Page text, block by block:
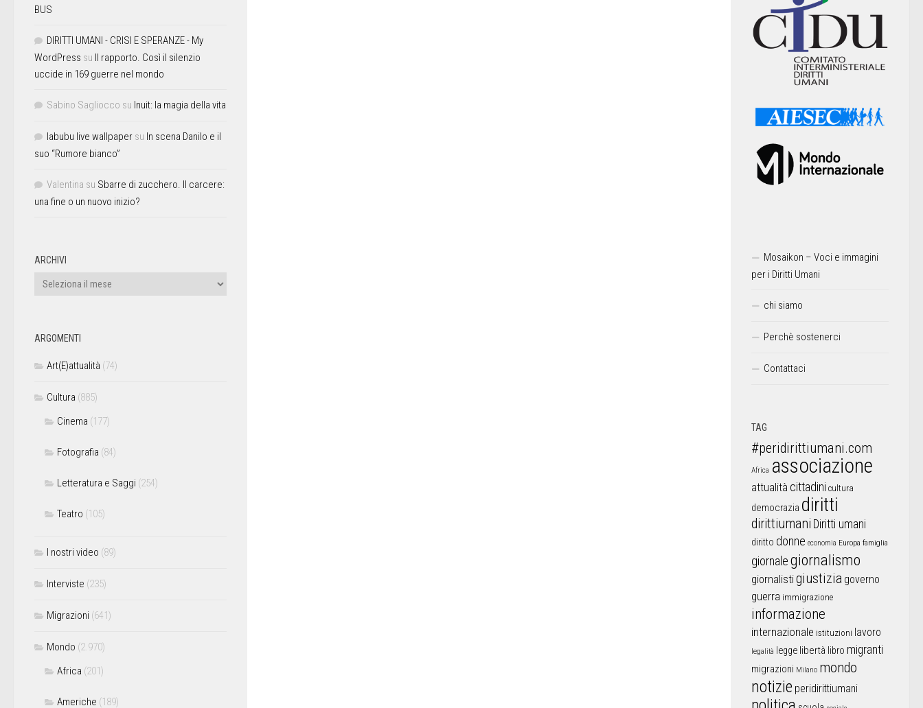
BUS
DIRITTI UMANI - CRISI E SPERANZE - My
WordPress su Il rapporto. Così il silenzio
uccide in 169 guerre nel mondo
Sabino Sagliocco su Inuit: la magia della vita
labubu live wallpaper su In scena Danilo e il
suo “Rumore bianco”
Valentina su Sbarre di zucchero. Il carcere:
una fine o un nuovo inizio?
ARCHIVI
ARGOMENTI
Art(E)attualità (74)
Cultura (885)
Cinema (177)
Fotografia (84)
Letteratura e Saggi (254)
Teatro (105)
I nostri video (89)
Interviste (235)
Migrazioni (641)
Mondo (2.970)
Africa (201)
Americhe (189)
Mosaikon – Voci e immagini
per i Diritti Umani
chi siamo
Perchè sostenerci
Contattaci
TAG
#peridirittiumani.com
Africa associazione
attualità cittadini cultura
democrazia diritti
dirittiumani Diritti umani
diritto donne economia Europa famiglia
giornalegiornalismo
giornalistigiustizia governo
guerra immigrazione
informazione
internazionale istituzioni lavoro
legalità legge libertà libro migranti
migrazioni Milano mondo
notizie peridirittiumani